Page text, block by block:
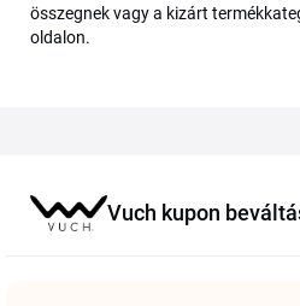
összegnek vagy a kizárt
oldalon.
Vuch kupon